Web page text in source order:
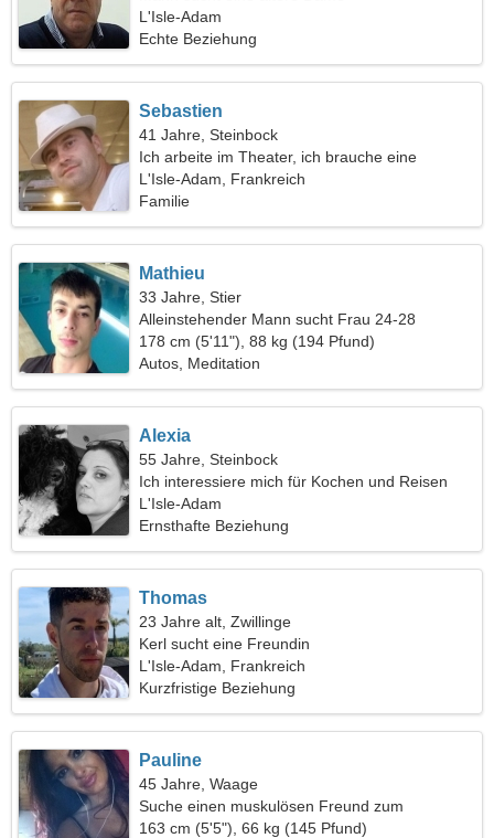
L'Isle-Adam
Echte Beziehung
Sebastien
41 Jahre, Steinbock
Ich arbeite im Theater, ich brauche eine
liebevolle Frau
L'Isle-Adam, Frankreich
Familie
Mathieu
33 Jahre, Stier
Alleinstehender Mann sucht Frau 24-28
178 cm (5'11"), 88 kg (194 Pfund)
Autos, Meditation
Alexia
55 Jahre, Steinbock
Ich interessiere mich für Kochen und Reisen
L'Isle-Adam
Ernsthafte Beziehung
Thomas
23 Jahre alt, Zwillinge
Kerl sucht eine Freundin
L'Isle-Adam, Frankreich
Kurzfristige Beziehung
Pauline
45 Jahre, Waage
Suche einen muskulösen Freund zum
gemeinsamen Skifahren
163 cm (5'5"), 66 kg (145 Pfund)